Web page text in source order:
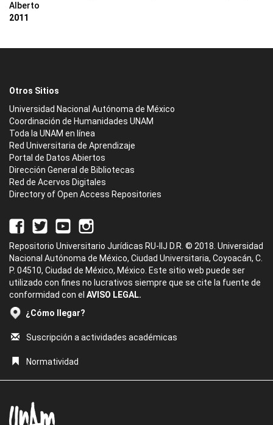
Alberto
2011
Otros Sitios
Universidad Nacional Autónoma de México
Coordinación de Humanidades UNAM
Toda la UNAM en línea
Red Universitaria de Aprendizaje
Portal de Datos Abiertos
Dirección General de Bibliotecas
Red de Acervos Digitales
Directory of Open Access Repositories
Repositorio Universitario Jurídicas RU-IIJ D.R. © 2018. Universidad
Nacional Autónoma de México, Ciudad Universitaria, Coyoacán, C.
P. 04510, Ciudad de México, México. Este sitio web puede ser
utilizado con fines no lucrativos siempre que se cite la fuente de
conformidad con el AVISO LEGAL.
¿Cómo llegar?
Suscripción a actividades académicas
Normatividad